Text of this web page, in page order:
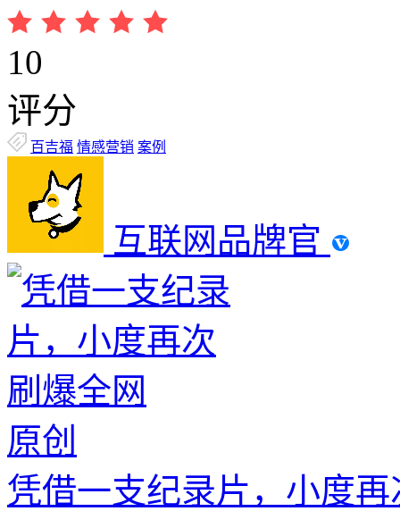
10
评分
百吉福 情感营销 案例
互联网品牌官
原创
凭借一支纪录片，小度